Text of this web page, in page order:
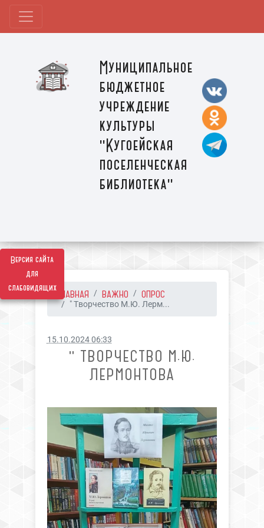
Версия сайта
для
слабовидящих
Муниципальное
бюджетное
учреждение
культуры
"Кугоейская
поселенческая
библиотека"
ГЛАВНАЯ ВАЖНО ОПРОС
" Творчество М.Ю. Лерм...
15.10.2024 06:33
" ТВОРЧЕСТВО М.Ю.
ЛЕРМОНТОВА